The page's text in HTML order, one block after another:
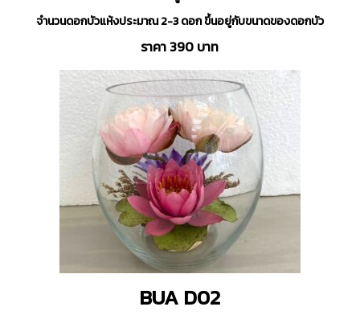
จำนวนดอกบัวแห้งประมาณ 2-3 ดอก ขึ้นอยู่กับขนาดของดอกบัว
ราคา 390 บาท
BUA D02